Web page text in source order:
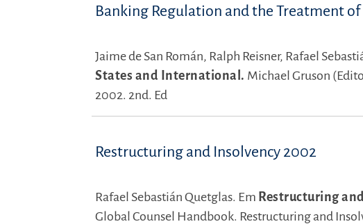
Banking Regulation and the Treatment of
Jaime de San Román, Ralph Reisner, Rafael
States and International. Michael Gruson
2002. 2nd. Ed
Restructuring and Insolvency 2002
Rafael Sebastián Quetglas. Em Restructuring
Global Counsel Handbook. Restructuring and